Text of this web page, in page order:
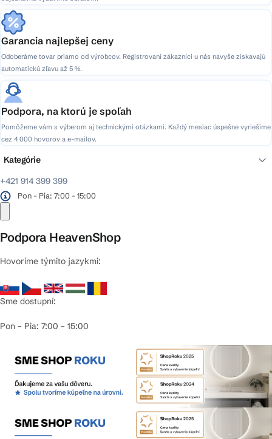
Garancia najlepšej ceny
Odoberáme tovar priamo od výrobcov. Registrovaní zákazníci u nás navyše získavajú
automatickú zľavu až 5 %.
Podpora, na ktorú je spoľah
Pomôžeme vám s výberom aj technickými otázkami. Každý mesiac úspešne vyriešime
cez 4 000 hovorov a e-mailov.
+421 914 399 399
Pon - Pia: 7:00 - 15:00
Podpora HeavenShop
Hovoríme týmito jazykmi:
Sme dostupní:
Pon – Pia: 7:00 – 15:00
Kategórie